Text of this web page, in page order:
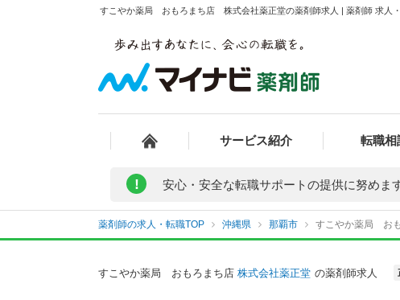
すこやか薬局 おもろまち店 株式会社薬正堂の薬剤師求人 | 薬剤師 求人・
サービス紹介 転職相
! 安心・安全な転職サポートの提供に努めます
薬剤師の求人・転職TOP 沖縄県 那覇市 すこやか薬局 お
すこやか薬局 おもろまち店 株式会社薬正堂 の薬剤師求人